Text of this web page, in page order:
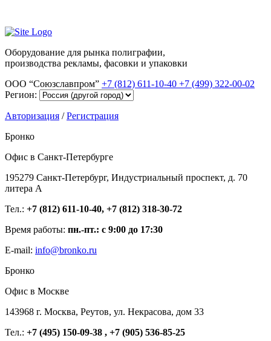
Оборудование для рынка полиграфии,
производства рекламы, фасовки и упаковки
ООО “Союзславпром” +7 (812) 611-10-40 +7 (499) 322-00-02
Регион:
Авторизация /Регистрация
Бронко
Офис в Санкт-Петербурге
195279 Санкт-Петербург, Индустриальный проспект, д. 70
литера А
Тел.: +7 (812) 611-10-40, +7 (812) 318-30-72
Время работы: пн.-пт.: с 9:00 до 17:30
E-mail: info@bronko.ru
Бронко
Офис в Москве
143968 г. Москва, Реутов, ул. Некрасова, дом 33
Тел.: +7 (495) 150-09-38 , +7 (905) 536-85-25